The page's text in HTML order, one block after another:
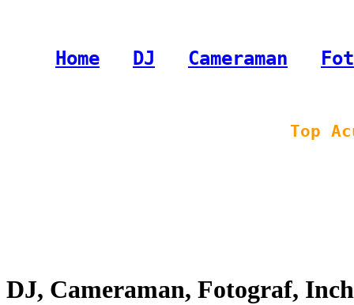
Home DJ Cameraman
Top
DJ, Cameraman, Fotograf,